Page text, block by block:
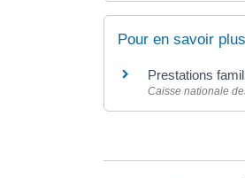
Pour en savoir plus
Prestations
Caisse nationale